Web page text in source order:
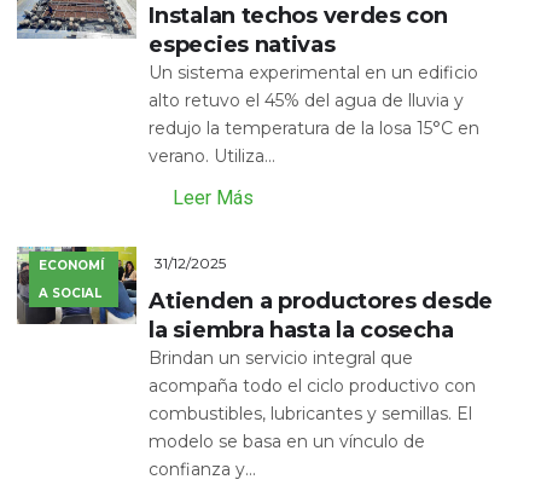
Instalan techos verdes con
especies nativas
Un sistema experimental en un edificio
alto retuvo el 45% del agua de lluvia y
redujo la temperatura de la losa 15°C en
verano. Utiliza...
Leer Más
ECONOMÍ
A SOCIAL
31/12/2025
Atienden a productores desde
la siembra hasta la cosecha
Brindan un servicio integral que
acompaña todo el ciclo productivo con
combustibles, lubricantes y semillas. El
modelo se basa en un vínculo de
confianza y...